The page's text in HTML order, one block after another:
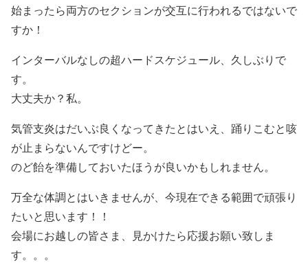
始まったら両方のセクションが交互に行われるではないで
すか！
インターバルなしの超ハードスケジュール、久しぶりで
す。
大丈夫か？私。
気管支炎はだいぶ良くなってきたとはいえ、踊りこむと咳
が止まらないんですけどー。
のど飴を準備しておいたほうが良いかもしれません。
万全な体調とはいきませんが、今現在できる範囲で頑張り
たいと思います！！
会場にお越しの皆さま、見かけたら応援お願い致しま
す。。。